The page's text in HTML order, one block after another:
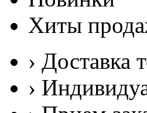
Хиты
› Доставка
›